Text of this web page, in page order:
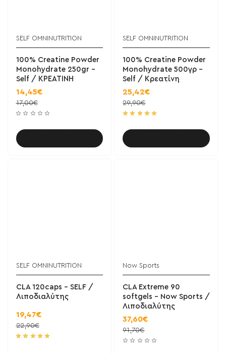
SELF OMNINUTRITION
100% Creatine Powder
Monohydrate 250gr -
Self / ΚΡΕΑΤΙΝΗ
14,45€
17,00€
SELF OMNINUTRITION
100% Creatine Powder
Monohydrate 500γρ -
Self / Κρεατίνη
25,42€
29,90€
SELF OMNINUTRITION
CLA 120caps - SELF /
Λιποδιαλύτης
19,47€
22,90€
Now Sports
CLA Extreme 90
softgels - Now Sports /
Λιποδιαλύτης
37,60€
91,70€